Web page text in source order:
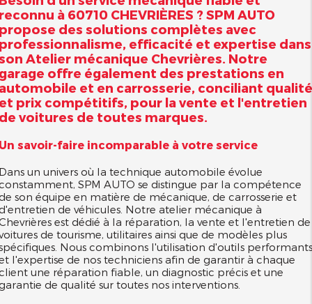
à 60710 CHEVRIÈRES ? SPM AUTO
des solutions complètes avec
efficacité et expertise dans
Atelier mécanique Chevrières. Notre
offre également des prestations en
et en carrosserie, conciliant
prix compétitifs, pour la vente et l'entretien
voitures de toutes marques.
savoir-faire incomparable à votre service
un univers où la technique automobile évolue
SPM AUTO se distingue par la compétence
son équipe en matière de mécanique, de carrosserie et
de véhicules. Notre atelier mécanique à
est dédié à la réparation, la vente et l'entretien de
de tourisme, utilitaires ainsi que de modèles plus
Nous combinons l'utilisation d'outils
l'expertise de nos techniciens afin de garantir à chaque
une réparation fiable, un diagnostic précis et une
de qualité sur toutes nos interventions.